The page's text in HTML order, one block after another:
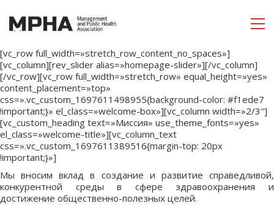
[vc_row full_width=»stretch_row_content_no_spaces»]
[vc_column][rev_slider alias=»homepage-slider»][/vc_column]
[/vc_row][vc_row full_width=»stretch_row» equal_height=»yes»
content_placement=»top»
css=».vc_custom_1697611498955{background-color: #f1ede7
!important;}» el_class=»welcome-box»][vc_column width=»2/3″]
[vc_custom_heading text=»Миссия» use_theme_fonts=»yes»
el_class=»welcome-title»][vc_column_text
css=».vc_custom_1697611389516{margin-top: 20px
!important;}»]
Мы вносим вклад в создание и развитие справедливой,
конкурентной среды в сфере здравоохранения и
достижение общественно-полезных целей.